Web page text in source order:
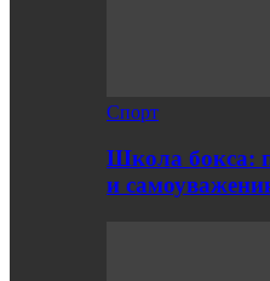
Спорт
Школа бокса:
и